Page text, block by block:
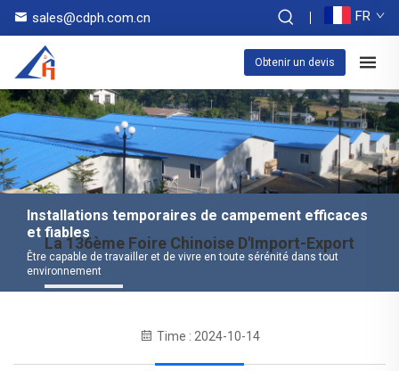
sales@cdph.com.cn FR
Obtenir un devis
Installations temporaires de campement efficaces
et fiables
Être capable de travailler et de vivre en toute sérénité dans tout
environnement
La 136ème Foire Chinoise D'Import-Export
Time : 2024-10-14